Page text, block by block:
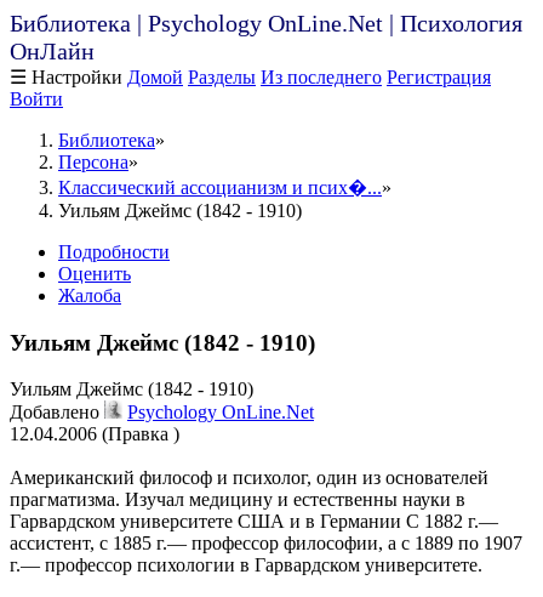
Библиотека | Psychology OnLine.Net | Психология
ОнЛайн
☰ Настройки Домой Разделы Из последнего Регистрация
Войти
Библиотека
Персона
Классический ассоцианизм и псих�...
Уильям Джеймс (1842 - 1910)
Подробности
Оценить
Жалоба
Уильям Джеймс (1842 - 1910)
Уильям Джеймс (1842 - 1910)
Добавлено
Psychology OnLine.Net
12.04.2006 (Правка )
Американский философ и психолог, один из основателей
прагматизма. Изучал медицину и естественны науки в
Гарвардском университете США и в Германии С 1882 г.—
ассистент, с 1885 г.— профессор философии, а с 1889 по 1907
г.— профессор психологии в Гарвардском университете.